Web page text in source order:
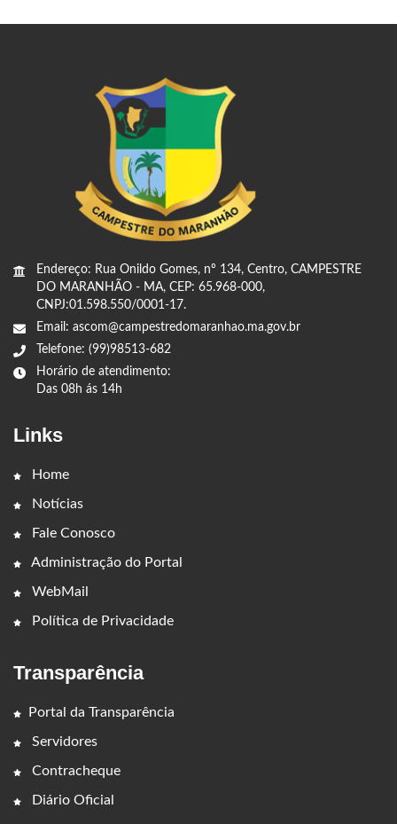
Endereço: Rua Onildo Gomes, nº 134, Centro, CAMPESTRE
DO MARANHÃO - MA, CEP: 65.968-000,
CNPJ:01.598.550/0001-17.
Email: ascom@campestredomaranhao.ma.gov.br
Telefone: (99)98513-682
Horário de atendimento:
Das 08h ás 14h
Links
Home
Notícias
Fale Conosco
Administração do Portal
WebMail
Política de Privacidade
Transparência
Portal da Transparência
Servidores
Contracheque
Diário Oficial